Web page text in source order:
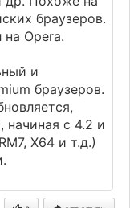
браузеров.
Opera.
и
браузеров.
начиная с 4.2 и
X64 и т.д.)